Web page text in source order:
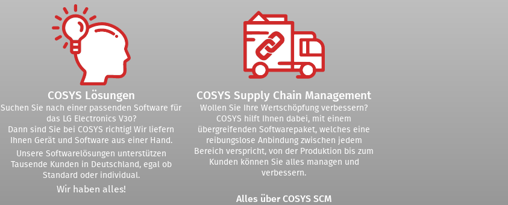
COSYS Lösungen
Suchen Sie nach einer passenden Software für
das LG Electronics V30?
Dann sind Sie bei COSYS richtig! Wir liefern
Ihnen Gerät und Software aus einer Hand.
Unsere Softwarelösungen unterstützen
Tausende Kunden in Deutschland, egal ob
Standard oder individual.
Wir haben alles!
COSYS Supply Chain Management
Wollen Sie Ihre Wertschöpfung verbessern?
COSYS hilft Ihnen dabei, mit einem
übergreifenden Softwarepaket, welches eine
reibungslose Anbindung zwischen jedem
Bereich verspricht, von der Produktion bis zum
Kunden können Sie alles managen und
verbessern.
Alles über COSYS SCM